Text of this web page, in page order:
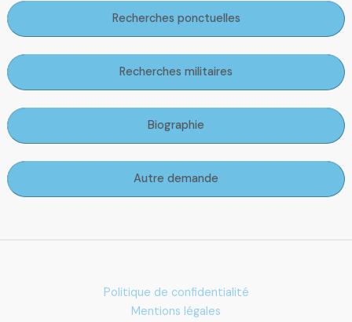
Recherches ponctuelles
Recherches militaires
Biographie
Autre demande
Politique de confidentialité
Mentions légales